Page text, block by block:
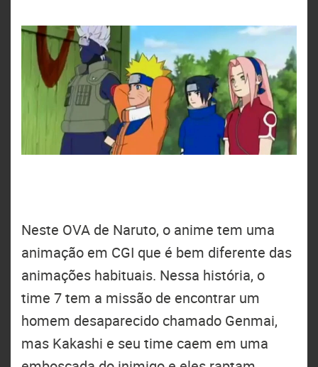
Neste OVA de Naruto, o anime tem uma
animação em CGI que é bem diferente das
animações habituais. Nessa história, o
time 7 tem a missão de encontrar um
homem desaparecido chamado Genmai,
mas Kakashi e seu time caem em uma